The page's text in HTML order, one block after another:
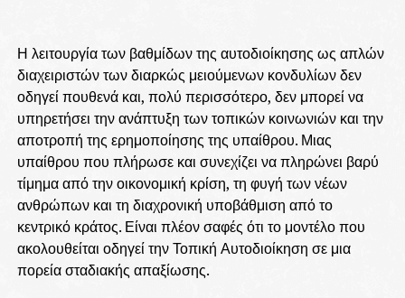
Η λειτουργία των βαθμίδων της αυτοδιοίκησης ως απλών
διαχειριστών των διαρκώς μειούμενων κονδυλίων δεν
οδηγεί πουθενά και, πολύ περισσότερο, δεν μπορεί να
υπηρετήσει την ανάπτυξη των τοπικών κοινωνιών και την
αποτροπή της ερημοποίησης της υπαίθρου. Μιας
υπαίθρου που πλήρωσε και συνεχίζει να πληρώνει βαρύ
τίμημα από την οικονομική κρίση, τη φυγή των νέων
ανθρώπων και τη διαχρονική υποβάθμιση από το
κεντρικό κράτος. Είναι πλέον σαφές ότι το μοντέλο που
ακολουθείται οδηγεί την Τοπική Αυτοδιοίκηση σε μια
πορεία σταδιακής απαξίωσης.